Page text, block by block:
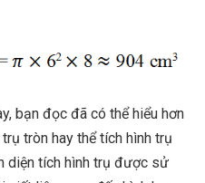
bạn đọc đã có thể hiểu hơn
tròn hay thể tích hình trụ
diện tích hình trụ được sử